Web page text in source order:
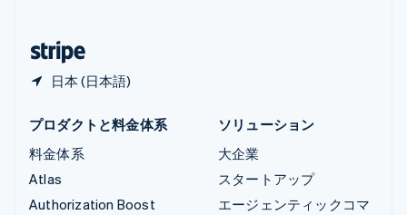
日本 (日本語)
プロダクトと料金体系
料金体系
Atlas
Authorization Boost
ソリューション
大企業
スタートアップ
エージェンティックコマ